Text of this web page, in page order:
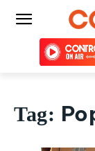
Tag: